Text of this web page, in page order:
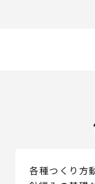
各種つくり方